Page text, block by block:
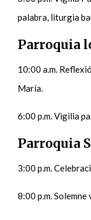
palabra, liturgia
Parroquia
10:00 a.m.
María.
6:00 p.m. Vigilia
Parroquia
3:00 p.m.
8:00 p.m.